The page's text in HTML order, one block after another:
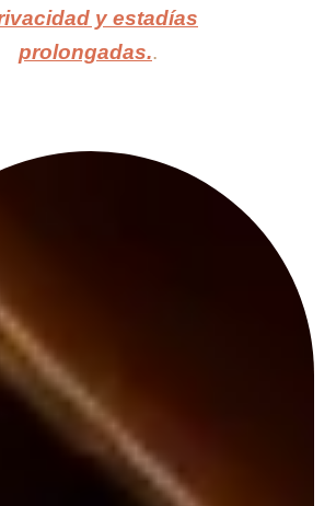
y estadías
prolongadas..